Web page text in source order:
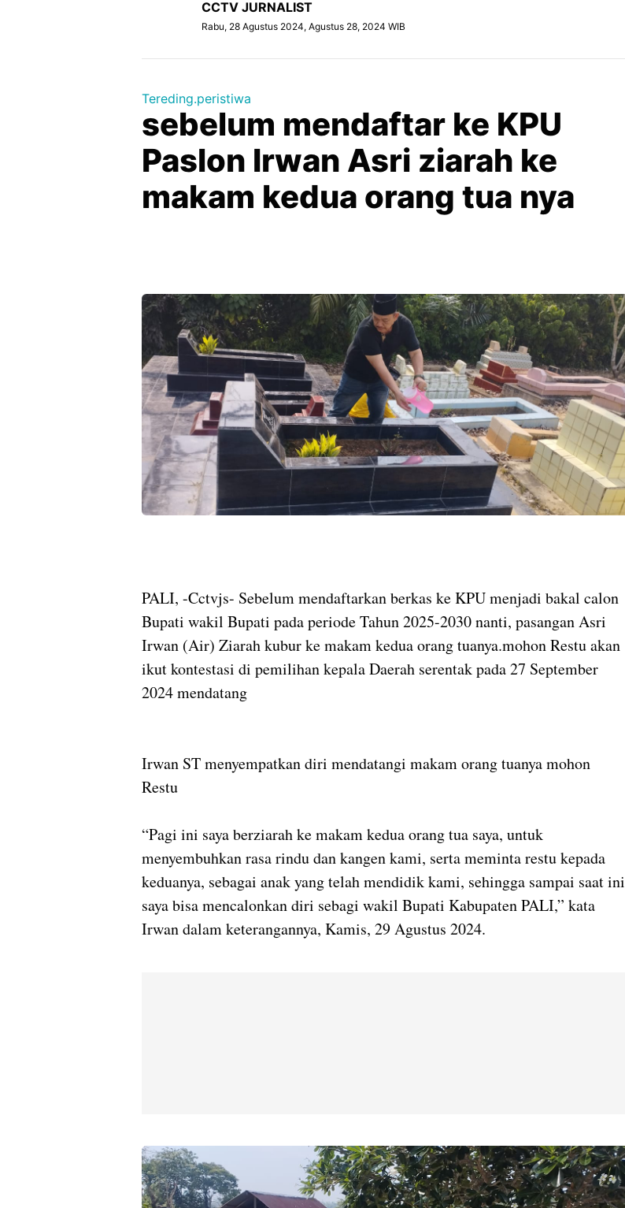
CCTV JURNALIST
Rabu, 28 Agustus 2024, Agustus 28, 2024 WIB
Tereding.peristiwa
sebelum mendaftar ke KPU
Paslon Irwan Asri ziarah ke
makam kedua orang tua nya
PALI, -Cctvjs- Sebelum mendaftarkan berkas ke KPU menjadi bakal calon
Bupati wakil Bupati pada periode Tahun 2025-2030 nanti, pasangan Asri
Irwan (Air) Ziarah kubur ke makam kedua orang tuanya.mohon Restu akan
ikut kontestasi di pemilihan kepala Daerah serentak pada 27 September
2024 mendatang
Irwan ST menyempatkan diri mendatangi makam orang tuanya mohon
Restu
“Pagi ini saya berziarah ke makam kedua orang tua saya, untuk
menyembuhkan rasa rindu dan kangen kami, serta meminta restu kepada
keduanya, sebagai anak yang telah mendidik kami, sehingga sampai saat ini
saya bisa mencalonkan diri sebagi wakil Bupati Kabupaten PALI,” kata
Irwan dalam keterangannya, Kamis, 29 Agustus 2024.